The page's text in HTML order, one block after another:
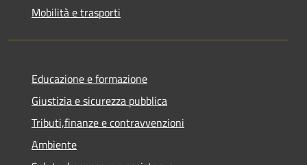
Mobilità e trasporti
Educazione e formazione
Giustizia e sicurezza pubblica
Tributi,finanze e contravvenzioni
Ambiente